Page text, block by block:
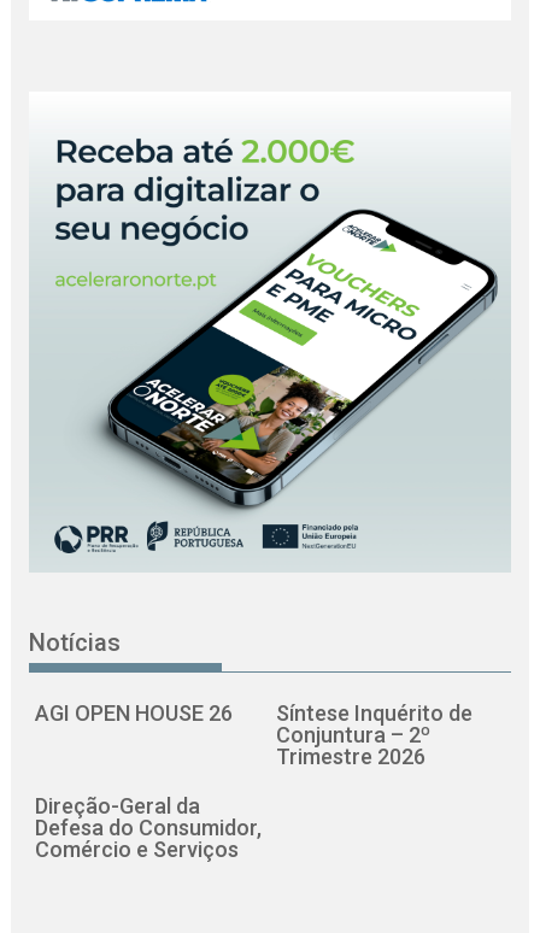
Notícias
AGI OPEN HOUSE 26
Síntese Inquérito de
Conjuntura – 2º
Trimestre 2026
Direção-Geral da
Defesa do Consumidor,
Comércio e Serviços